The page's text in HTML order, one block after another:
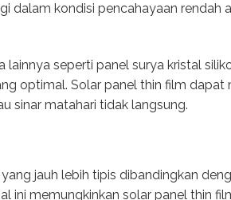
dalam kondisi pencahayaan rendah
lainnya seperti panel surya kristal
optimal. Solar panel thin film
sinar matahari tidak langsung.
jauh lebih tipis dibandingkan
ini memungkinkan solar panel thin